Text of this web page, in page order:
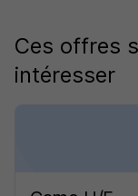
Ces offres
intéresser